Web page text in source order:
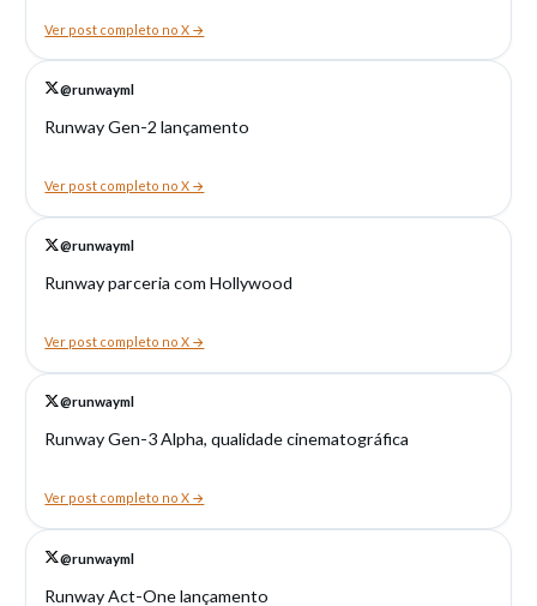
Ver post completo no X →
@runwayml
Runway Gen-2 lançamento
Ver post completo no X →
@runwayml
Runway parceria com Hollywood
Ver post completo no X →
@runwayml
Runway Gen-3 Alpha, qualidade cinematográfica
Ver post completo no X →
@runwayml
Runway Act-One lançamento